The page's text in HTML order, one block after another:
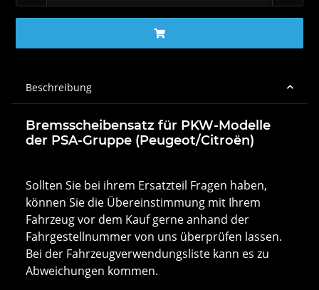
Beschreibung
Bremsscheibensatz für PKW-Modelle
der PSA-Gruppe (Peugeot/Citroën)
Sollten Sie bei ihrem Ersatzteil Fragen haben,
können Sie die Übereinstimmung mit Ihrem
Fahrzeug vor dem Kauf gerne anhand der
Fahrgestellnummer von uns überprüfen lassen.
Bei der Fahrzeugverwendungsliste kann es zu
Abweichungen kommen.